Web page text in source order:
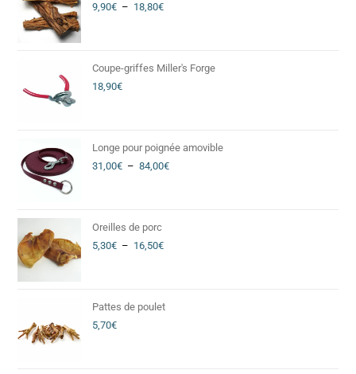
9,90€ – 18,80€
Coupe-griffes Miller's Forge
18,90€
Longe pour poignée amovible
31,00€ – 84,00€
Oreilles de porc
5,30€ – 16,50€
Pattes de poulet
5,70€